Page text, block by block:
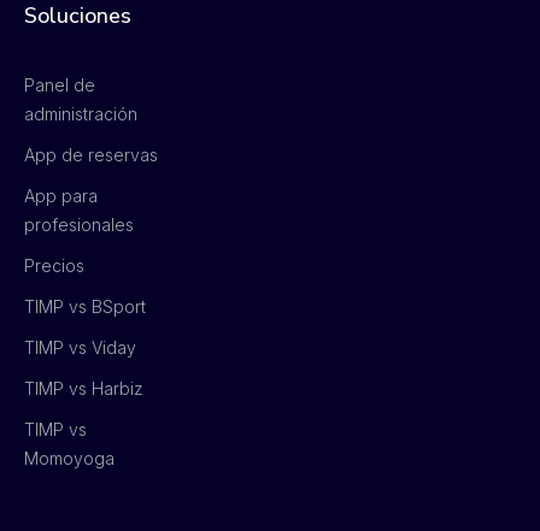
Soluciones
Panel de
administración
App de reservas
App para
profesionales
Precios
TIMP vs BSport
TIMP vs Viday
TIMP vs Harbiz
TIMP vs
Momoyoga